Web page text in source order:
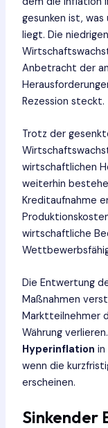
gesunken ist,
liegt. Die
Anbetracht der
Rezession steckt.
Trotz der
wirtschaftlichen
weiterhin
Kreditaufnahme
wirtschaftliche
Die Entwertung
Maßnahmen
Marktteilnehmer
Währung
Hyperinflation in
wenn die
erscheinen.
Sinkender